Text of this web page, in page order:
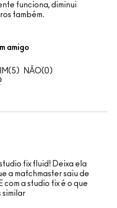
funciona, diminui
também.
amigo
5 0
fix fluid! Deixa ela
a matchmaster saiu de
com a studio fix é o que
similar